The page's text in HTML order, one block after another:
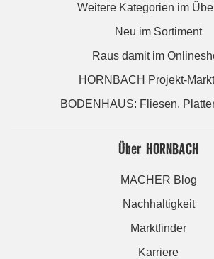
Weitere Kategorien im
Neu im Sortiment
Raus damit im
HORNBACH Projekt-
BODENHAUS: Fliesen.
Über HORNBACH
MACHER Blog
Nachhaltigkeit
Marktfinder
Karriere